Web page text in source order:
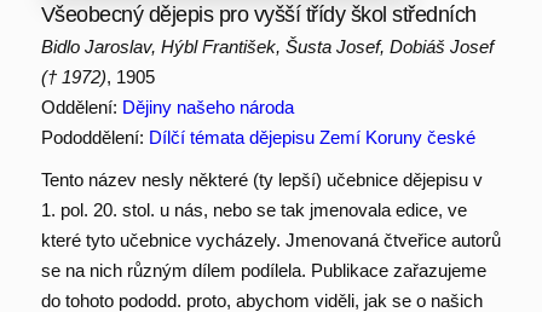
Všeobecný dějepis pro vyšší třídy škol středních
Bidlo Jaroslav, Hýbl František, Šusta Josef, Dobiáš Josef
(† 1972), 1905
Oddělení: Dějiny našeho národa
Pododdělení: Dílčí témata dějepisu Zemí Koruny české
Tento název nesly některé (ty lepší) učebnice dějepisu v
1. pol. 20. stol. u nás, nebo se tak jmenovala edice, ve
které tyto učebnice vycházely. Jmenovaná čtveřice autorů
se na nich různým dílem podílela. Publikace zařazujeme
do tohoto pododd. proto, abychom viděli, jak se o našich